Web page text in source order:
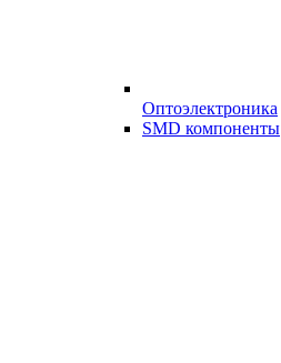
Оптоэлектроника
SMD компоненты